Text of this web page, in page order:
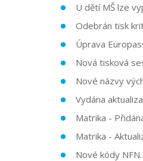
U dětí MŠ lze
Odebrán tisk
Úprava
Nová tisková
Nové názvy
Vydána
Matrika -
Matrika -
Nové kódy